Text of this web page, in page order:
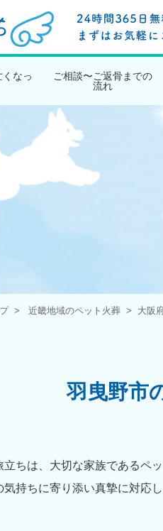
なっ
ご相談〜ご返骨までの
流れ
近畿地域のペット火葬 大阪
羽曳野市
立ちは、大切な家族であるペ
気持ちに寄り添い真摯に対応